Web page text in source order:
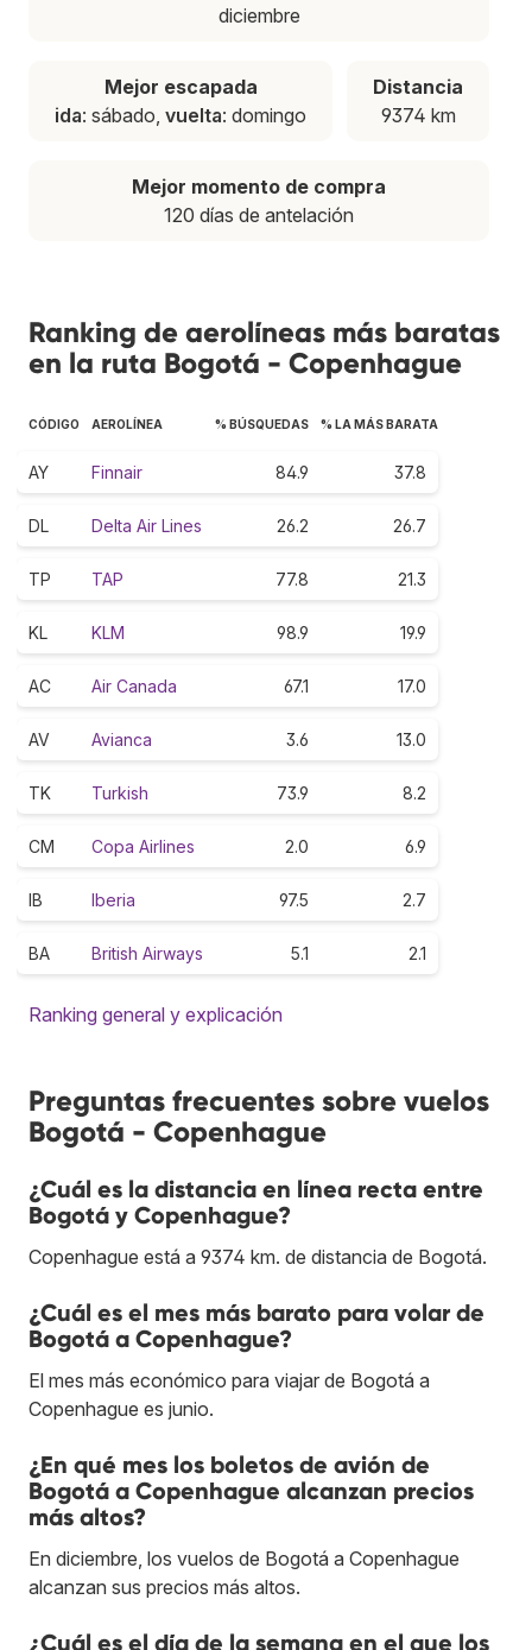
diciembre
Mejor escapada
ida: sábado, vuelta: domingo
Distancia
9374 km
Mejor momento de compra
120 días de antelación
Ranking de aerolíneas más baratas
en la ruta Bogotá - Copenhague
CÓDIGO AEROLÍNEA % BÚSQUEDAS % LA MÁS BARATA
AY Finnair 84.9 37.8
DL Delta Air Lines 26.2 26.7
TP TAP 77.8 21.3
KL KLM 98.9 19.9
AC Air Canada 67.1 17.0
AV Avianca 3.6 13.0
TK Turkish 73.9 8.2
CM Copa Airlines 2.0 6.9
IB Iberia 97.5 2.7
BA British Airways 5.1 2.1
Ranking general y explicación
Preguntas frecuentes sobre vuelos
Bogotá - Copenhague
¿Cuál es la distancia en línea recta entre
Bogotá y Copenhague?
Copenhague está a 9374 km. de distancia de Bogotá.
¿Cuál es el mes más barato para volar de
Bogotá a Copenhague?
El mes más económico para viajar de Bogotá a
Copenhague es junio.
¿En qué mes los boletos de avión de
Bogotá a Copenhague alcanzan precios
más altos?
En diciembre, los vuelos de Bogotá a Copenhague
alcanzan sus precios más altos.
¿Cuál es el día de la semana en el que los